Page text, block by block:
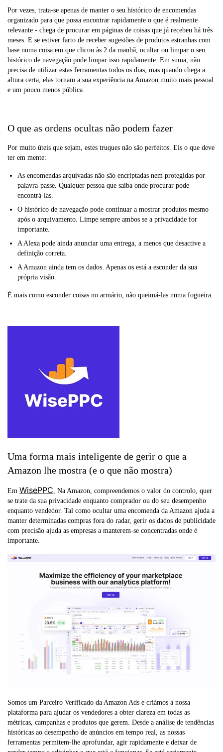
Por vezes, trata-se apenas de manter o seu histórico de encomendas
organizado para que possa encontrar rapidamente o que é realmente
relevante - chega de procurar em páginas de coisas que já recebeu há três
meses. E se estiver farto de receber sugestões de produtos estranhas com
base numa coisa em que clicou às 2 da manhã, ocultar ou limpar o seu
histórico de navegação pode limpar isso rapidamente. Em suma, não
precisa de utilizar estas ferramentas todos os dias, mas quando chega a
altura certa, elas tornam a sua experiência na Amazon muito mais pessoal
e um pouco menos pública.
O que as ordens ocultas não podem fazer
Por muito úteis que sejam, estes truques não são perfeitos. Eis o que deve
ter em mente:
As encomendas arquivadas não são encriptadas nem protegidas por
palavra-passe. Qualquer pessoa que saiba onde procurar pode
encontrá-las.
O histórico de navegação pode continuar a mostrar produtos mesmo
após o arquivamento. Limpe sempre ambos se a privacidade for
importante.
A Alexa pode ainda anunciar uma entrega, a menos que desactive a
definição correta.
A Amazon ainda tem os dados. Apenas os está a esconder da sua
própria visão.
É mais como esconder coisas no armário, não queimá-las numa fogueira.
Uma forma mais inteligente de gerir o que a
Amazon lhe mostra (e o que não mostra)
Em WisePPC, Na Amazon, compreendemos o valor do controlo, quer
se trate da sua privacidade enquanto comprador ou do seu desempenho
enquanto vendedor. Tal como ocultar uma encomenda da Amazon ajuda a
manter determinadas compras fora do radar, gerir os dados de publicidade
com precisão ajuda as empresas a manterem-se concentradas onde é
importante.
Somos um Parceiro Verificado da Amazon Ads e criámos a nossa
plataforma para ajudar os vendedores a obter clareza em todas as
métricas, campanhas e produtos que gerem. Desde a análise de tendências
históricas ao desempenho de anúncios em tempo real, as nossas
ferramentas permitem-lhe aprofundar, agir rapidamente e deixar de